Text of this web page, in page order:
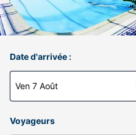
Date d'arrivée :
Ven 7 Août
Voyageurs